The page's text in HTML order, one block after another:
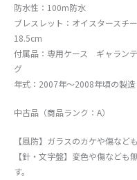
防水性：100m防水
ブレスレット：オイスタース
18.5cm
付属品：専用ケース ギャラン
グ
年式：2007年～2008年頃の製造
中古品（商品ランク：A）
【風防】ガラスのカケや傷など
【針・文字盤】変色や傷など
す。